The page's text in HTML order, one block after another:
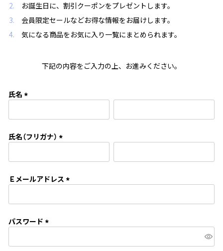
お誕生日に、割引クーポンをプレゼントします。
会員限定セールなどお得な情報をお届けします。
気になる商品をお気に入り一覧にまとめられます。
下記の内容をご入力の上、お進みください。
氏名
必
)
氏名（フリガナ）
必
)
Ｅメールアドレス
必
パスワード
必